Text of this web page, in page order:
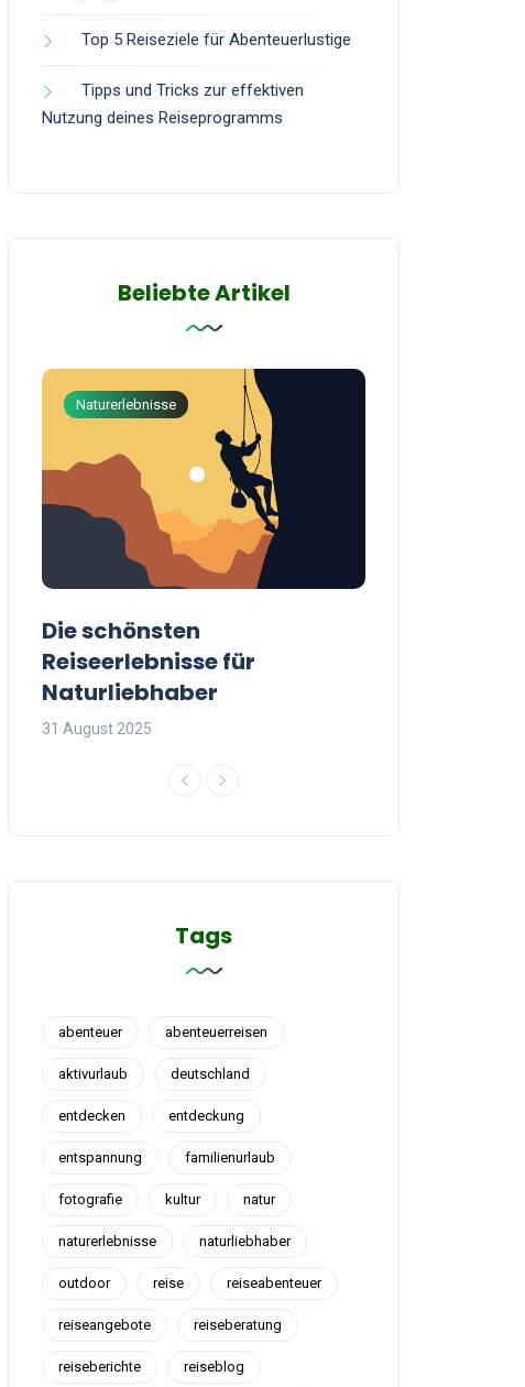
Top 5 Reiseziele für Abenteuerlustige
Tipps und Tricks zur effektiven
Nutzung deines Reiseprogramms
Beliebte Artikel
Naturerlebnisse
Die schönsten
Reiseerlebnisse für
Naturliebhaber
31 August 2025
Tags
abenteuer abenteuerreisen
aktivurlaub deutschland
entdecken entdeckung
entspannung familienurlaub
fotografie kultur natur
naturerlebnisse naturliebhaber
outdoor reise reiseabenteuer
reiseangebote reiseberatung
reiseberichte reiseblog